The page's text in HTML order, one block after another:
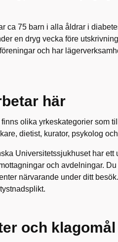
ca 75 barn i alla åldrar i
en dryg vecka före
och har
här
olika yrkeskategorier som
dietist, kurator, psykolog
Universitetssjukhuset har
och avdelningar.
närvarande under ditt
och